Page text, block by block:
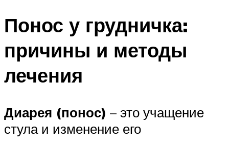
Понос у грудничка:
причины и методы
лечения
Диарея (понос) – это учащение
стула и изменение его